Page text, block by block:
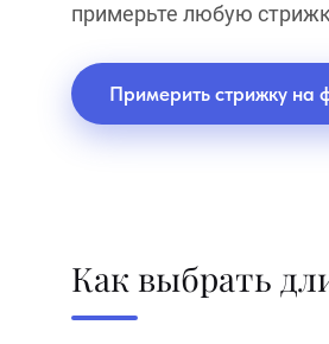
примерьте любую
Примерить стрижку на
Как выбрать